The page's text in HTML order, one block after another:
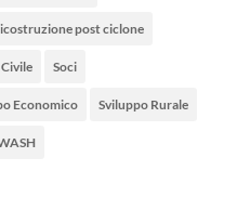
post ciclone
Soci
Economico Sviluppo Rurale